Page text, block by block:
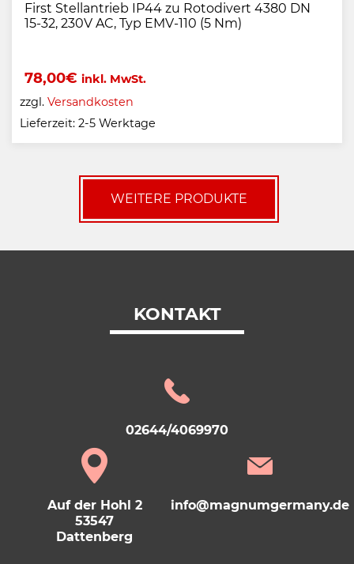
First Stellantrieb IP44 zu Rotodivert 4380 DN
15-32, 230V AC, Typ EMV-110 (5 Nm)
78,00€ inkl. MwSt.
zzgl. Versandkosten
Lieferzeit: 2-5 Werktage
WEITERE PRODUKTE
KONTAKT
02644/4069970
Auf der Hohl 2
53547
Dattenberg
info@magnumgermany.de